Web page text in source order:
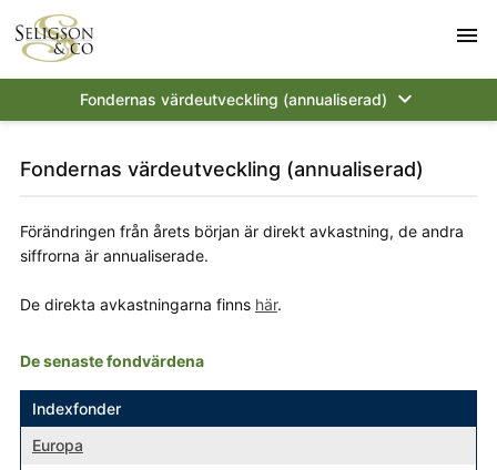
menu
Fondernas värdeutveckling (annualiserad) keyboard_arrow_down
Fondernas värdeutveckling (annualiserad)
Förändringen från årets början är direkt avkastning, de andra
siffrorna är annualiserade.
De direkta avkastningarna finns här.
De senaste fondvärdena
Fond Datum
Indexfonder
Europa